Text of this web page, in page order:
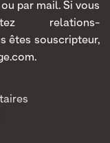
par mail. Si vous
relations-
êtes souscripteur,